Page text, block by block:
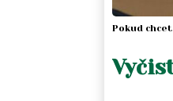
Pokud